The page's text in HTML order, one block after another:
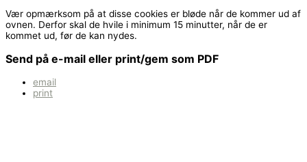
Vær opmærksom på at disse cookies er bløde når de kommer ud af
ovnen. Derfor skal de hvile i minimum 15 minutter, når de er
kommet ud, før de kan nydes.
Send på e-mail eller print/gem som PDF
email
print